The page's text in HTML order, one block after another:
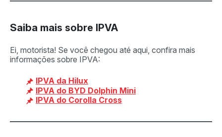
Saiba mais sobre IPVA
Ei, motorista! Se você chegou até aqui, confira mais
informações sobre IPVA:
IPVA da Hilux
IPVA do BYD Dolphin Mini
IPVA do Corolla Cross